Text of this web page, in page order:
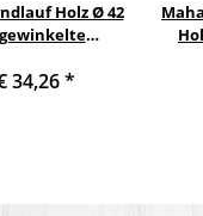
Holz Ø 42
Enden
34,26*